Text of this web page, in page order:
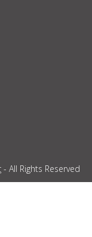
All Rights Reserved